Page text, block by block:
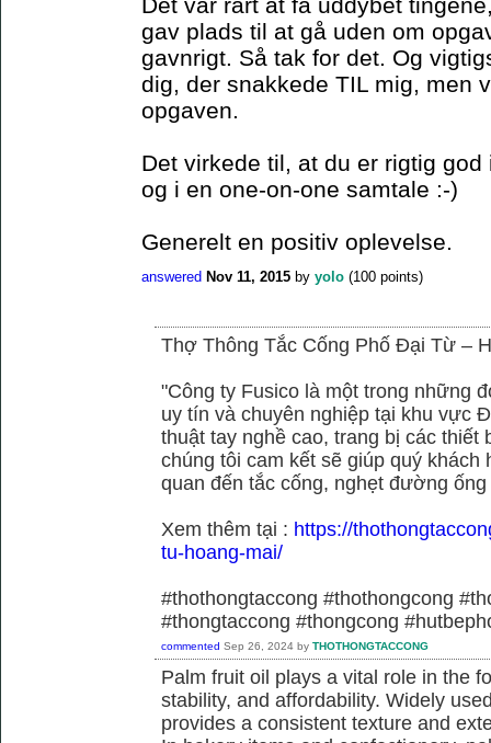
gav plads til at gå uden om
gavnrigt. Så tak for det. Og
dig, der snakkede TIL mig, men
opgaven.
Det virkede til, at du er rigtig
og i en one-on-one samtale :-)
Generelt en positiv oplevelse.
answered Nov 11, 2015 by yolo (100 points)
Thợ Thông Tắc Cống Phố Đại Từ –
"Công ty Fusico là một trong những
uy tín và chuyên nghiệp tại khu vực
thuật tay nghề cao, trang bị các thiết
chúng tôi cam kết sẽ giúp quý
quan đến tắc cống, nghẹt đường
Xem thêm tại : https://
tu-hoang-mai/
#thothongtaccong #thothongcong
#thongtaccong #thongcong
commented Sep 26, 2024 by THOTHONGTACCONG
Palm fruit oil plays a vital role in the
stability, and affordability. Widely
provides a consistent texture and